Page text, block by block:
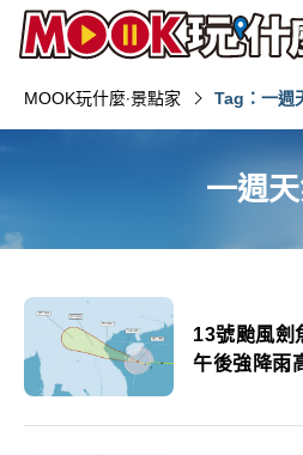
MOOK玩什麼‧景點家 Tag：一週
一週
13號颱風劍
午後強降雨